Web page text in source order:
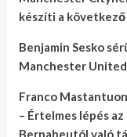
készíti a
Benjamin Sesko
Manchester United
Franco
– Értelmes lépés
Bernabeutól való